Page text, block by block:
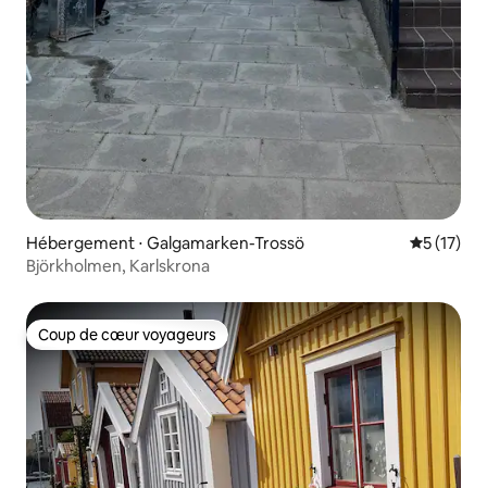
Hébergement ⋅ Galgamarken-Trossö
5 (17)
Björkholmen, Karlskrona
Coup de cœur voyageurs
Coup de cœur voyageurs